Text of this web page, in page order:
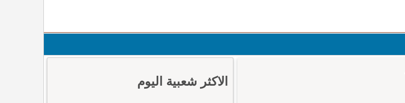
الاكثر شعبية اليوم